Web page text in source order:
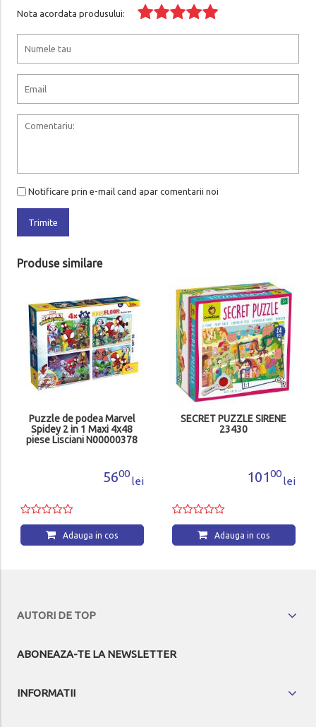
Nota acordata produsului:
Notificare prin e-mail cand apar comentarii noi
Trimite
Produse similare
Puzzle de podea Marvel
Spidey 2 in 1 Maxi 4x48
piese Lisciani N00000378
5600
lei
Adauga in cos
SECRET PUZZLE SIRENE
23430
10100
lei
Adauga in cos
AUTORI DE TOP
ABONEAZA-TE LA NEWSLETTER
INFORMATII